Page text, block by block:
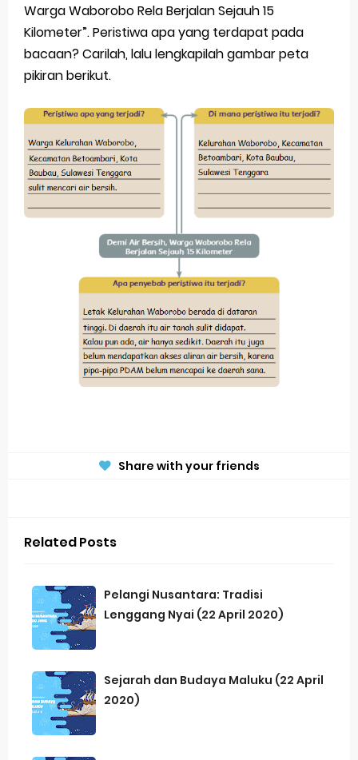
Warga Waborobo Rela Berjalan Sejauh 15
Kilometer”. Peristiwa apa yang terdapat pada
bacaan? Carilah, lalu lengkapilah gambar peta
pikiran berikut.
Share with your friends
Related Posts
Pelangi Nusantara: Tradisi
Lenggang Nyai (22 April 2020)
Sejarah dan Budaya Maluku (22 April
2020)